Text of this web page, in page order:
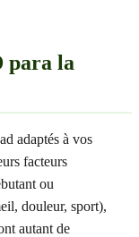
para la
adaptés à vos
facteurs
ou
douleur, sport),
autant de